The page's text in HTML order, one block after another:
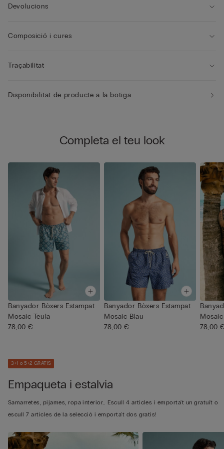
Devolucions
Composició i cures
Traçabilitat
Disponibilitat de producte a la botiga
Completa el teu look
Banyador Bòxers Estampat
Mosaic Teula
78,00 €
Banyador Bòxers Estampat
Mosaic Blau
78,00 €
78,00
3+1 o 5+2 GRATIS
Empaqueta i estalvia
Samarretes, pijames, ropa interior… Escull 4 articles i emporta't un gratuït o
escull 7 articles de la selecció i emporta't dos gratis!